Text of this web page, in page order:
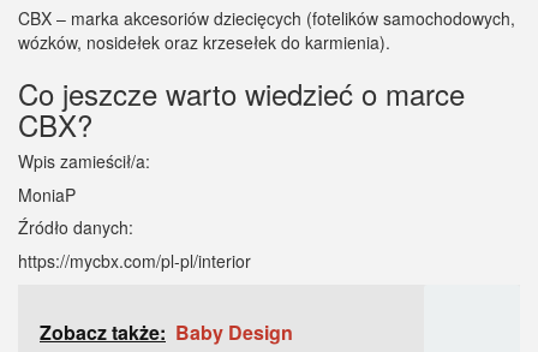
CBX – marka akcesoriów dziecięcych (fotelików samochodowych,
wózków, nosidełek oraz krzesełek do karmienia).
Co jeszcze warto wiedzieć o marce
CBX?
Wpis zamieścił/a:
MoniaP
Źródło danych:
https://mycbx.com/pl-pl/interior
Zobacz także: Baby Design